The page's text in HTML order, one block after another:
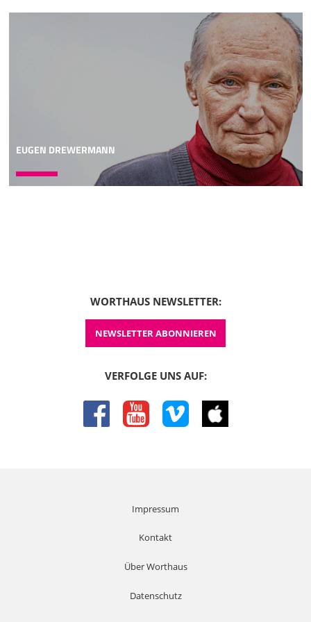
aus heutiger Sicht auch ein bisschen verstörend, weil man
merkt, Homosexualität ist vielerlei Falsches und Schlechtes.
Krankheit wird gesagt, Perversion, Dekadenz, Sünde,
Schuld, es ist immer so eine Mischung, der Gesetzgeber
und der Richter soll da was machen, der Arzt und der
Seelsorger. Und das entscheidende Wort ist die Warnung:
"Geh gar nicht in diese Richtung, lass dich nicht drauf ein,
Erfüllung finden können, die Frau nur mit einem Mann.
Diese Gegengeschlechtlichkeit ist ja ein Wesen des wahren
Menschseins, und wer nicht in diesem
abgehandelt. Wir bleiben mal in der Schweiz. In der
Schweiz ist Homosexualität bereits seit 1942 nicht mehr
strafbar. Deutschland ist in vielen Entwicklungen auch
spät dran, also wenn man ein bisschen nach Norden,
schaut, ist Deutschland eigentlich immer den meisten
Nachbarländern, von Dänemark, Niederlande bis in die
Schweiz, hinterher. Und es gibt in der Schweiz nun einen
Kompetenz, theologischer Kompetenz. Er hat viele
Exemplar, da steht drin: Gesamtauflage 700.000. Ich denke,
er wird in Deutschland mit verkauft haben, für die Schweiz
allein wäre es schon arg krass, also wir haben eine
davon sind eben Ehebücher; er war in Zürich, in Basel
EUGEN DREWERMANN
WORTHAUS NEWSLETTER:
NEWSLETTER ABONNIEREN
VERFOLGE UNS AUF:
facebook youtube vimeo itunes
Impressum
Kontakt
Über Worthaus
Datenschutz